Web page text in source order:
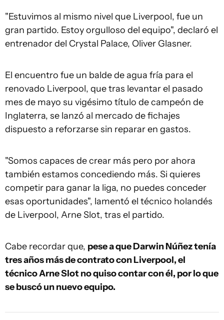
"Estuvimos al mismo nivel que Liverpool, fue un
gran partido. Estoy orgulloso del equipo", declaró el
entrenador del Crystal Palace, Oliver Glasner.
El encuentro fue un balde de agua fría para el
renovado Liverpool, que tras levantar el pasado
mes de mayo su vigésimo título de campeón de
Inglaterra, se lanzó al mercado de fichajes
dispuesto a reforzarse sin reparar en gastos.
"Somos capaces de crear más pero por ahora
también estamos concediendo más. Si quieres
competir para ganar la liga, no puedes conceder
esas oportunidades", lamentó el técnico holandés
de Liverpool, Arne Slot, tras el partido.
Cabe recordar que, pese a que Darwin Núñez tenía
tres años más de contrato con Liverpool, el
técnico Arne Slot no quiso contar con él, por lo que
se buscó un nuevo equipo.